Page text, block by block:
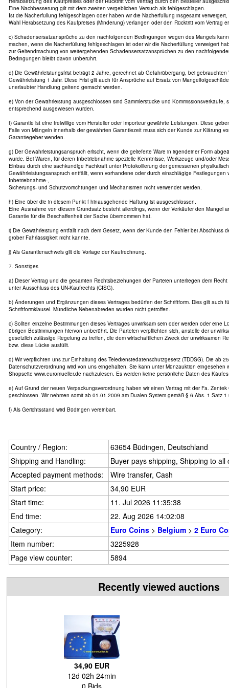
Eine Nachbesserung gilt mit dem zweiten vergeblichen Versuch als fehlgeschlagen.
Ist die Nacherfüllung fehlgeschlagen oder haben wir die Nacherfüllung insgesamt
Wahl Herabsetzung des Kaufpreises (Minderung) verlangen oder den Rücktritt vom Vertrag
c) Schadensersatzansprüche zu den nachfolgenden Bedingungen wegen des Mangels
machen, wenn die Nacherfüllung fehlgeschlagen ist oder wir die Nacherfüllung verweigert
zur Geltendmachung von weitergehenden Schadensersatzansprüchen zu den
Bedingungen bleibt davon unberührt.
d) Die Gewährleistungsfrist beträgt 2 Jahre, gerechnet ab Gefahrübergang, bei gebrauchten
Gewährleistung 1 Jahr. Diese Frist gilt auch für Ansprüche auf Ersatz von
unerlaubter Handlung geltend gemacht werden.
e) Von der Gewährleistung ausgeschlossen sind Sammlerstücke und Kommissionsverkäufe,
entsprechend ausgewiesen wurden.
f) Garantie ist eine freiwillige vom Hersteller oder Importeur gewährte Leistungen. Diese
Falle von Mängeln innerhalb der gewährten Garantiezeit muss sich der Kunde zur Klärung
Garantiegeber wenden.
g) Der Gewährleistungsanspruch erlischt, wenn die gelieferte Ware in irgendeiner Form
wurde. Bei Waren, für deren Inbetriebnahme spezielle Kenntnisse, Werkzeuge und/oder
Einbau durch eine sachkundige Fachkraft unter Protokollierung der gemessenen
Gewährleistungsanspruch entfällt, wenn vorhandene oder durch einschlägige Festlegungen
Inbetriebnahme-,
Sicherungs- und Schutzvorrichtungen und Mechanismen nicht verwendet werden.
h) Eine über die in diesem Punkt f hinausgehende Haftung ist ausgeschlossen.
Eine Ausnahme von diesem Grundsatz besteht allerdings, wenn der Verkäufer den Mangel
Garantie für die Beschaffenheit der Sache übernommen hat.
i) Die Gewährleistung entfällt nach dem Gesetz, wenn der Kunde den Fehler bei Abschluss
grober Fahrlässigkeit nicht kannte.
j) Als Garantienachweis gilt die Vorlage der Kaufrechnung.
7. Sonstiges
a) Dieser Vertrag und die gesamten Rechtsbeziehungen der Parteien unterliegen dem
unter Ausschluss des UN-Kaufrechts (CISG).
b) Änderungen und Ergänzungen dieses Vertrages bedürfen der Schriftform. Dies gilt auch
Schriftformklausel. Mündliche Nebenabreden wurden nicht getroffen.
c) Sollten einzelne Bestimmungen dieses Vertrages unwirksam sein oder werden oder eine
übrigen Bestimmungen hiervon unberührt. Die Parteien verpflichten sich, anstelle der
gesetzlich zulässige Regelung zu treffen, die dem wirtschaftlichen Zweck der unwirksamen
bzw. diese Lücke ausfüllt.
d) Wir verpflichten uns zur Einhaltung des Teledienstedatenschutzgesetz (TDDSG). Die ab
Datenschutzverordnung wird von uns eingehalten. Sie kann unter Münzauktion eingesehen
Shopseite www.euromueller.de nachzulesen. Es werden keine persönliche Daten des
e) Auf Grund der neuen Verpackungsverordnung haben wir einen Vertrag mit der Fa. Zentek
geschlossen. Wir nehmen somit ab 01.01.2009 am Dualen System gemäß § 6 Abs. 1 Satz
f) Als Gerichtsstand wird Büdingen vereinbart.
Country / Region:
63654 Büdingen, Deutschland
Shipping and Handling:
Buyer pays shipping, Shipping to
Accepted payment methods:
Wire transfer, Cash
Start price:
34,90 EUR
Start time:
11. Jul 2026 11:35:38
End time:
22. Aug 2026 14:02:08
Category:
Euro Coins > Belgium > 2 Euro
Item number:
3225928
Page view counter:
5894
Recently viewed auctions
34,90 EUR
12d 02h 24min
0 Bids